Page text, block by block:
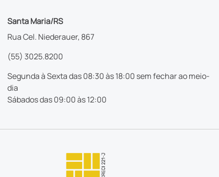
Santa Maria/RS
Rua Cel. Niederauer, 867
(55) 3025.8200
Segunda à Sexta das 08:30 às 18:00 sem fechar ao meio-
dia
Sábados das 09:00 às 12:00